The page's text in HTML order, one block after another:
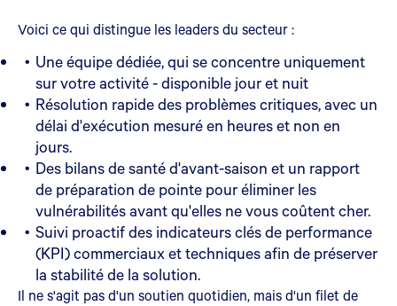
Voici ce qui distingue les leaders du secteur :
Une équipe dédiée, qui se concentre uniquement
sur votre activité - disponible jour et nuit
Résolution rapide des problèmes critiques, avec un
délai d'exécution mesuré en heures et non en
jours.
Des bilans de santé d'avant-saison et un rapport
de préparation de pointe pour éliminer les
vulnérabilités avant qu'elles ne vous coûtent cher.
Suivi proactif des indicateurs clés de performance
(KPI) commerciaux et techniques afin de préserver
la stabilité de la solution.
Il ne s'agit pas d'un soutien quotidien, mais d'un filet de